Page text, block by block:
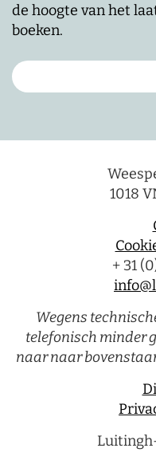
de hoogte van het
boeken.
1018
+ 31
Wegens
telefonisch minder
naar naar